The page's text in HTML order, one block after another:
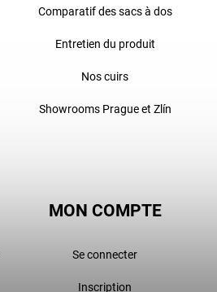
Comparatif des sacs à dos
Entretien du produit
Nos cuirs
Showrooms Prague et Zlín
MON COMPTE
Se connecter
Inscription